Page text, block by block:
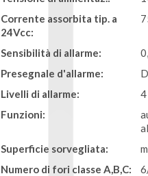
Corrente assorbita tip. a
24Vcc:
Sensibilità di allarme:
Presegnale d'allarme:
Livelli di allarme:
Funzioni:
Superficie sorvegliata:
Numero di fori classe A,B,C: